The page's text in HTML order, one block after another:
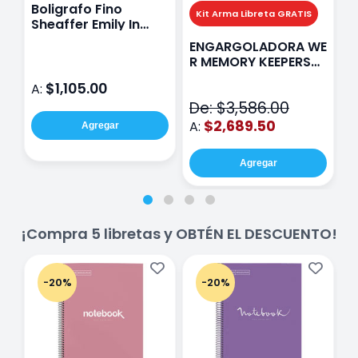
Boligrafo Fino
Sheaffer Emily In
A: $1,105.00
Agregar
Kit Arma Libreta GRATIS
ENGARGOLADORA WE
R MEMORY KEEPERS
De: $3,586.00
A: $2,689.50
Agregar
¡Compra 5 libretas y OBTÉN EL DESCUENTO!
-20% -20%